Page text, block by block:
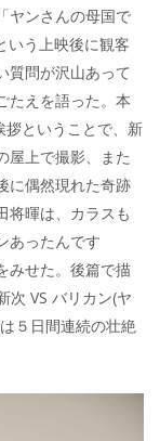
ヤンさんの母国で
いう上映後に観客
質問が沢山あって
たえを語った。本
拶ということで、新
屋上で撮影、また
に偶然現れた奇跡
将暉は、カラスも
あったんです
みせた。後篇で描
次 VS バリカン(ヤ
５日間連続の壮絶